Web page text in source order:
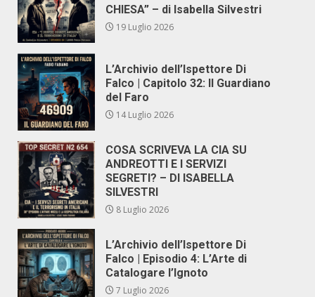
CHIESA” – di Isabella Silvestri
19 Luglio 2026
L’Archivio dell’Ispettore Di
Falco | Capitolo 32: Il Guardiano
del Faro
14 Luglio 2026
COSA SCRIVEVA LA CIA SU
ANDREOTTI E I SERVIZI
SEGRETI? – DI ISABELLA
SILVESTRI
8 Luglio 2026
L’Archivio dell’Ispettore Di
Falco | Episodio 4: L’Arte di
Catalogare l’Ignoto
7 Luglio 2026